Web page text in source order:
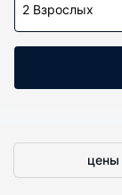
2 Взрослых
цены